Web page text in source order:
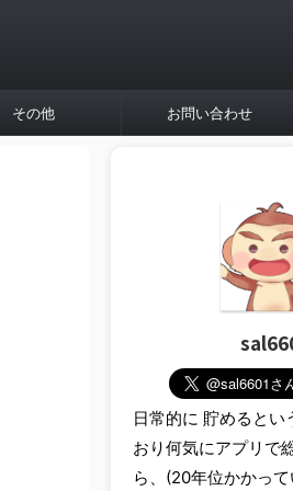
その他 お問い合わせ
日常的に 貯めるとい
おり何気にアプリで
ら、(20年位かかっ